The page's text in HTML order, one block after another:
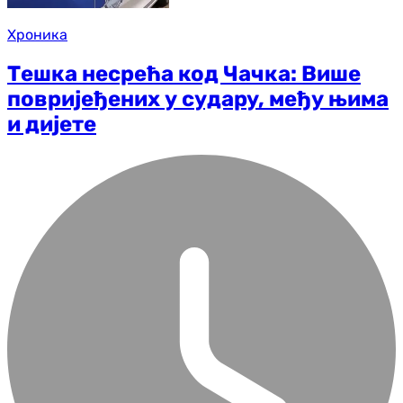
Хроника
Тешка несрећа код Чачка: Више
повријеђених у судару, међу њима
и дијете